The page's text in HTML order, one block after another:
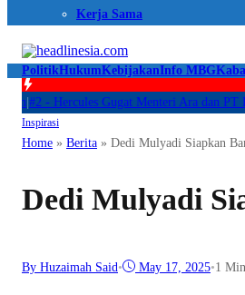
Kerja Sama
PolitikHukumKebijakanInfo MBG
Hercules Gugat Menteri Ara dan PT KAI
Inspirasi
Home » Berita » Dedi Mulyadi Siapkan
Dedi Mulyadi
By Huzaimah Said• May 17, 2025•1